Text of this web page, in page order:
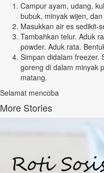
Campur ayam, udang,
bubuk, minyak wijen,
Masukkan air es sedikit-
Tambahkan telur. Aduk
powder. Aduk rata.
Simpan didalam freezer.
goreng di dalam minyak
matang.
Selamat mencoba
More Stories